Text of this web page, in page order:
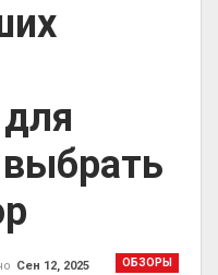
ОБЗОРЫ
Сен 12, 2025